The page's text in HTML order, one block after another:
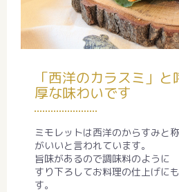
「西洋のカラスミ」
厚な味わいです
ミモレットは西洋のからすみと
がいいと言われています。
旨味があるので調味料のように
すり下ろしてお料理の仕上げに
す。